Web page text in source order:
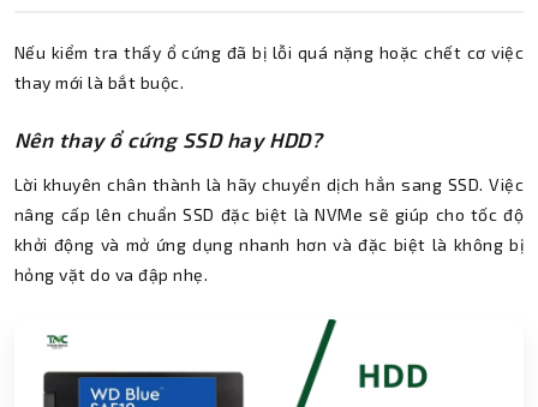
Nếu kiểm tra thấy ổ cứng đã bị lỗi quá nặng hoặc chết cơ việc
thay mới là bắt buộc.
Nên thay ổ cứng SSD hay HDD?
Lời khuyên chân thành là hãy chuyển dịch hẳn sang SSD. Việc
nâng cấp lên chuẩn SSD đặc biệt là NVMe sẽ giúp cho tốc độ
khởi động và mở ứng dụng nhanh hơn và đặc biệt là không bị
hỏng vặt do va đập nhẹ.